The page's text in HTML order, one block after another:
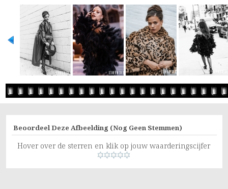
Beoordeel Deze Afbeelding (Nog Geen Stemmen)
Hover over de sterren en klik op jouw waarderingscijfer